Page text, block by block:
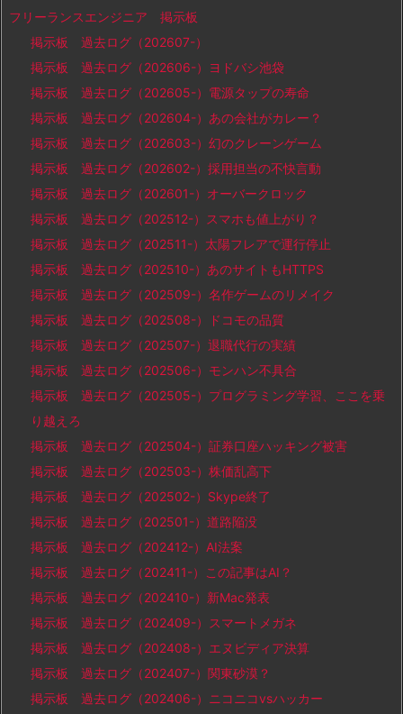
フリーランスエンジニア 掲示板
掲示板 過去ログ（202607-）
掲示板 過去ログ（202606-）ヨドバシ池袋
掲示板 過去ログ（202605-）電源タップの寿命
掲示板 過去ログ（202604-）あの会社がカレー？
掲示板 過去ログ（202603-）幻のクレーンゲーム
掲示板 過去ログ（202602-）採用担当の不快言動
掲示板 過去ログ（202601-）オーバークロック
掲示板 過去ログ（202512-）スマホも値上がり？
掲示板 過去ログ（202511-）太陽フレアで運行停止
掲示板 過去ログ（202510-）あのサイトもHTTPS
掲示板 過去ログ（202509-）名作ゲームのリメイク
掲示板 過去ログ（202508-）ドコモの品質
掲示板 過去ログ（202507-）退職代行の実績
掲示板 過去ログ（202506-）モンハン不具合
掲示板 過去ログ（202505-）プログラミング学習、ここを乗
り越えろ
掲示板 過去ログ（202504-）証券口座ハッキング被害
掲示板 過去ログ（202503-）株価乱高下
掲示板 過去ログ（202502-）Skype終了
掲示板 過去ログ（202501-）道路陥没
掲示板 過去ログ（202412-）AI法案
掲示板 過去ログ（202411-）この記事はAI？
掲示板 過去ログ（202410-）新Mac発表
掲示板 過去ログ（202409-）スマートメガネ
掲示板 過去ログ（202408-）エヌビディア決算
掲示板 過去ログ（202407-）関東砂漠？
掲示板 過去ログ（202406-）ニコニコvsハッカー